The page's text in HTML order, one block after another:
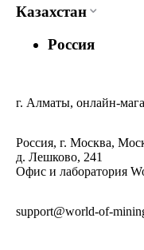
Казахстан
Россия
г. Алматы, онлайн-
Россия, г. Москва,
д. Лешково, 241
Офис и лаборатория
support@world-of-